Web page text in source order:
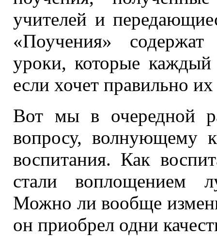
учителей и
«Поучения»
уроки, которые каждый
если хочет правильно
Вот мы в очередной
вопросу,
воспитания. Как
стали воплощением
Можно ли вообще
он приобрел одни